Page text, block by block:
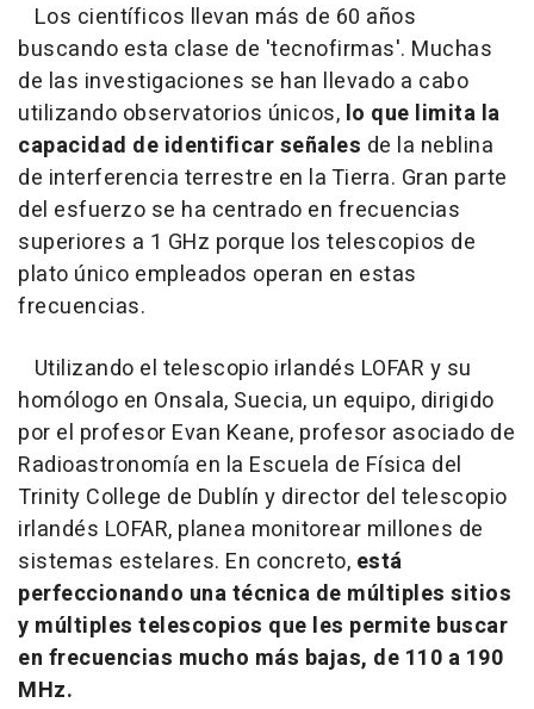
Los científicos llevan más de 60 años
buscando esta clase de 'tecnofirmas'. Muchas
de las investigaciones se han llevado a cabo
utilizando observatorios únicos, lo que limita la
capacidad de identificar señales de la neblina
de interferencia terrestre en la Tierra. Gran parte
del esfuerzo se ha centrado en frecuencias
superiores a 1 GHz porque los telescopios de
plato único empleados operan en estas
frecuencias.
Utilizando el telescopio irlandés LOFAR y su
homólogo en Onsala, Suecia, un equipo, dirigido
por el profesor Evan Keane, profesor asociado de
Radioastronomía en la Escuela de Física del
Trinity College de Dublín y director del telescopio
irlandés LOFAR, planea monitorear millones de
sistemas estelares. En concreto, está
perfeccionando una técnica de múltiples sitios
y múltiples telescopios que les permite buscar
en frecuencias mucho más bajas, de 110 a 190
MHz.